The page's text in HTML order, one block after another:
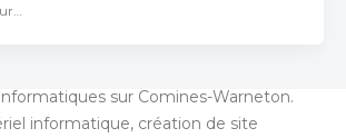
sur Comines-Warneton.
informatique, création de site